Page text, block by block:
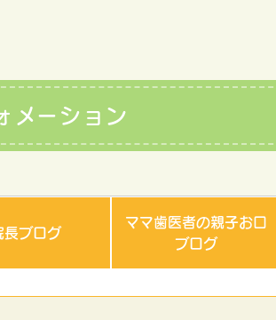
メーション
長ブログ
ママ歯医者の親子お口
ブログ